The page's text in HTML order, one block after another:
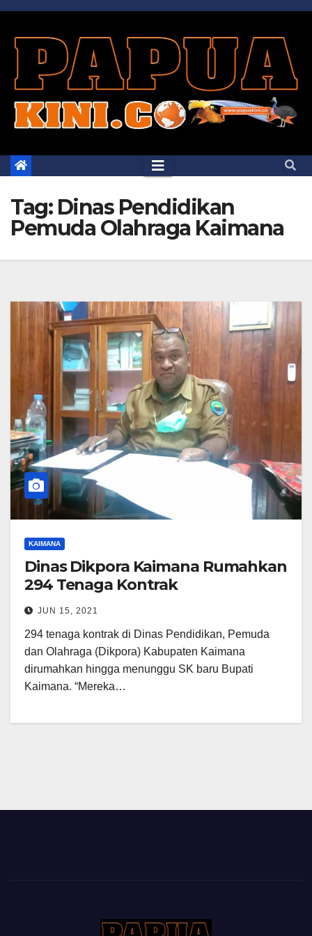
Skip
content
Tag: Dinas Pendidikan
Pemuda Olahraga Kaimana
KAIMANA
Dinas Dikpora Kaimana Rumahkan
294 Tenaga Kontrak
JUN 15, 2021
294 tenaga kontrak di Dinas Pendidikan, Pemuda
dan Olahraga (Dikpora) Kabupaten Kaimana
dirumahkan hingga menunggu SK baru Bupati
Kaimana. “Mereka…